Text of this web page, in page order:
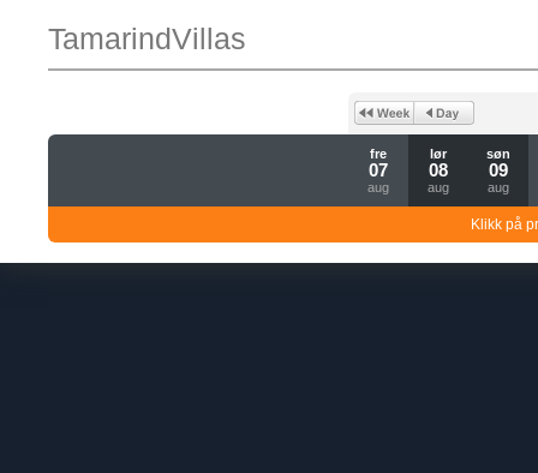
TamarindVillas
fre
07
aug
lør
08
aug
søn
09
aug
Klikk på